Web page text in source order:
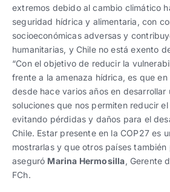
extremos debido al cambio climático
seguridad hídrica y alimentaria, con
socioeconómicas adversas y
humanitarias, y Chile no está exento
“Con el objetivo de reducir la
frente a la amenaza hídrica, es que
desde hace varios años en
soluciones que nos permiten reducir
evitando pérdidas y daños para el
Chile. Estar presente en la COP27 es
mostrarlas y que otros países también
aseguró Marina Hermosilla, Gerente
FCh.